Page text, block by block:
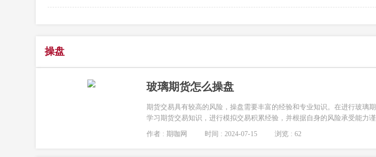
操盘
玻璃期货怎么操盘
期货交易具有较高的风险，操盘需要丰富的经验和专业知识。在进行玻璃
学习期货交易知识，进行模拟交易积累经验，并根据自身的风险承受能力谨
作者 : 期咖网 时间 : 2024-07-15 浏览 : 62